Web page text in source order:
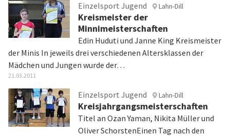
Einzelsport Jugend Lahn-Dill
Kreismeister der
Minnimeisterschaften
Edin Huduti und Janne King Kreismeister
der Minis In jeweils drei verschiedenen Altersklassen der
Mädchen und Jungen wurde der…
21.03.2011
Einzelsport Jugend Lahn-Dill
Kreisjahrgangsmeisterschaften
Titel an Ozan Yaman, Nikita Müller und
Oliver SchorstenEinen Tag nach den